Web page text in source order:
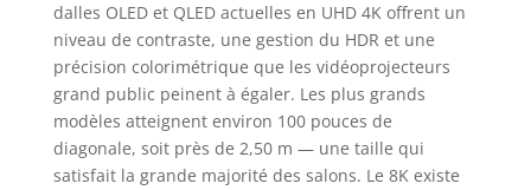
dalles OLED et QLED actuelles en UHD 4K offrent un
niveau de contraste, une gestion du HDR et une
précision colorimétrique que les vidéoprojecteurs
grand public peinent à égaler. Les plus grands
modèles atteignent environ 100 pouces de
diagonale, soit près de 2,50 m — une taille qui
satisfait la grande majorité des salons. Le 8K existe